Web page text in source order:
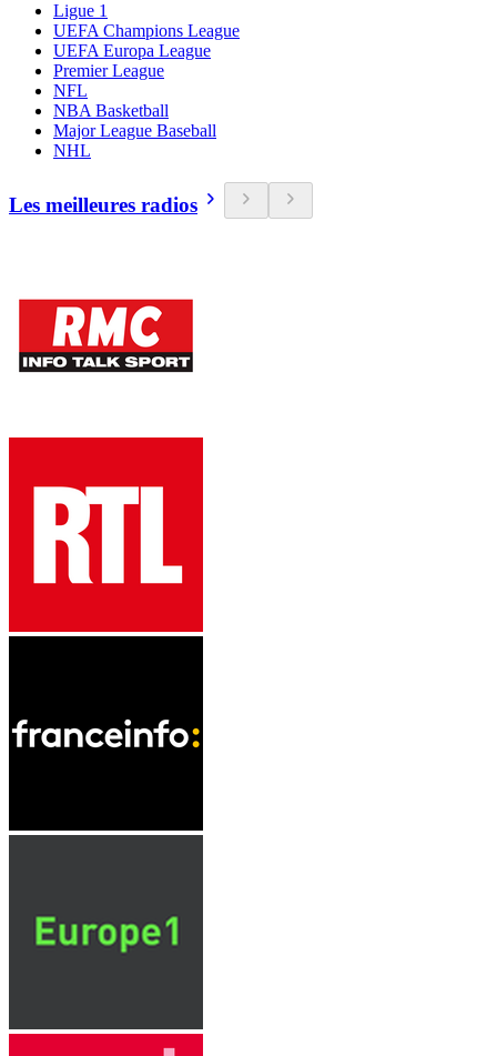
Ligue 1
UEFA Champions League
UEFA Europa League
Premier League
NFL
NBA Basketball
Major League Baseball
NHL
Les meilleures radios